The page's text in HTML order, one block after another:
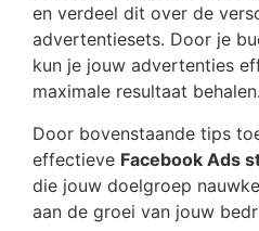
en verdeel dit over de
advertentiesets. Door je
kun je jouw advertenties
maximale resultaat behalen.
Door bovenstaande tips
effectieve Facebook Ads
die jouw doelgroep
aan de groei van jouw